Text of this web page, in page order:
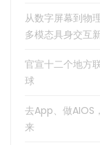
从数字屏幕到物
多模态具身交互
官宣十二个地方
球
去App、做AIOS
来